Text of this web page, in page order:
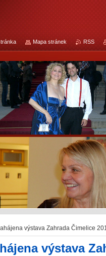
výstava Zahrada Čimelice
výstava
Mapa stránek RSS